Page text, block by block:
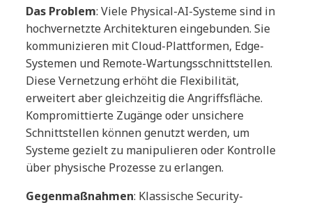
Das Problem: Viele Physical-AI-Systeme sind in
hochvernetzte Architekturen eingebunden. Sie
kommunizieren mit Cloud-Plattformen, Edge-
Systemen und Remote-Wartungsschnittstellen.
Diese Vernetzung erhöht die Flexibilität,
erweitert aber gleichzeitig die Angriffsfläche.
Kompromittierte Zugänge oder unsichere
Schnittstellen können genutzt werden, um
Systeme gezielt zu manipulieren oder Kontrolle
über physische Prozesse zu erlangen.
Gegenmaßnahmen: Klassische Security-